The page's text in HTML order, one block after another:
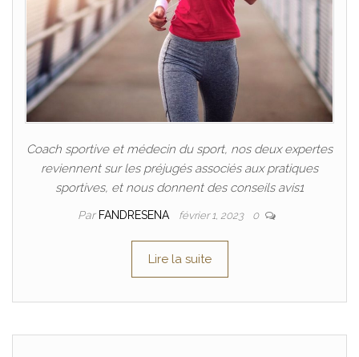
Coach sportive et médecin du sport, nos deux expertes
reviennent sur les préjugés associés aux pratiques
sportives, et nous donnent des conseils avis1
Par FANDRESENA février 1, 2023 0
Lire la suite